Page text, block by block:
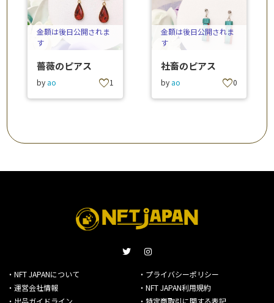
金額は後日公開されま
す
薔薇のピアス
by ao favorite1
金額は後日公開されま
す
社畜のピアス
by ao favorite0
・NFT JAPANについて
・運営会社情報
・プライバシーポリシー
・NFT JAPAN利用規約